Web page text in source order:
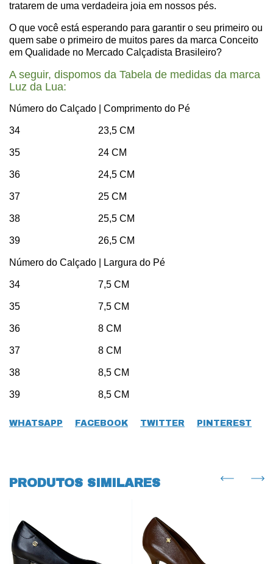
tratarem de uma verdadeira joia em nossos pés.
O que você está esperando para garantir o seu primeiro ou
quem sabe o primeiro de muitos pares da marca Conceito
em Qualidade no Mercado Calçadista Brasileiro?
A seguir, dispomos da Tabela de medidas da marca
Luz da Lua:
Número do Calçado | Comprimento do Pé
34 23,5 CM
35 24 CM
36 24,5 CM
37 25 CM
38 25,5 CM
39 26,5 CM
Número do Calçado | Largura do Pé
34 7,5 CM
35 7,5 CM
36 8 CM
37 8 CM
38 8,5 CM
39 8,5 CM
WHATSAPP FACEBOOK TWITTER PINTEREST
PRODUTOS SIMILARES